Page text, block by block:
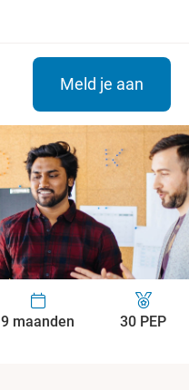
Meld je aan
9 maanden 30 PEP